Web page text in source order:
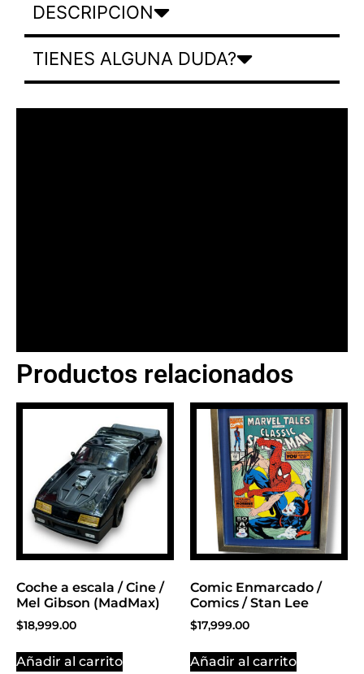
DESCRIPCION
TIENES ALGUNA DUDA?
BANNER CON
PROMOCIONES 1
Click Here
Productos relacionados
Coche a escala / Cine /
Mel Gibson (MadMax)
$18,999.00
Añadir al carrito
Comic Enmarcado /
Comics / Stan Lee
$17,999.00
Añadir al carrito